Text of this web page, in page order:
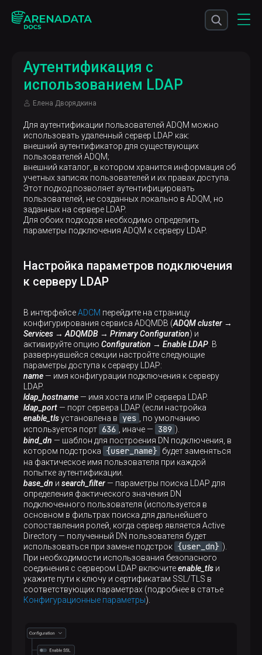
Аутентификация с
использованием LDAP
Елена Дворядкина
Для аутентификации пользователей ADQM можно
использовать удаленный сервер LDAP как:
внешний аутентификатор для существующих
пользователей ADQM;
внешний каталог, в котором хранится информация об
учетных записях пользователей и их правах доступа.
Этот подход позволяет аутентифицировать
пользователей, не созданных локально в ADQM, но
заданных на сервере LDAP.
Для обоих подходов необходимо определить
параметры подключения ADQM к серверу LDAP.
Настройка параметров подключения
к серверу LDAP
В интерфейсеADCM перейдите на страницу
конфигурирования сервиса ADQMDB (ADQM cluster →
Services → ADQMDB → Primary Configuration) и
активируйте опцию Configuration → Enable LDAP . В
развернувшейся секции настройте следующие
параметры доступа к серверу LDAP:
name— имя конфигурации подключения к серверу
LDAP.
ldap_hostname— имя хоста или IP сервера LDAP.
ldap_port— порт сервера LDAP (если настройка
enable_tlsустановлена в yes
, по умолчанию
используется порт 636 , иначе — 389 ).
bind_dn — шаблон для построения DN подключения, в
котором подстрока
{user_name} будет заменяться
на фактическое имя пользователя при каждой
попытке аутентификации.
base_dn и search_filter— параметры поиска LDAP для
определения фактического значения DN
подключенного пользователя (используется в
основном в фильтрах поиска для дальнейшего
сопоставления ролей, когда сервер является Active
Directory — полученный DN пользователя будет
использоваться при замене подстрок {user_dn} ).
При необходимости использования безопасного
соединения с сервером LDAP включитеenable_tls и
укажите пути к ключу и сертификатам SSL/TLS в
соответствующих параметрах (подробнее в статье
Конфигурационные параметры).